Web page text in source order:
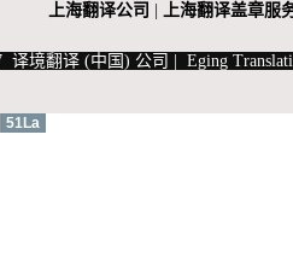
上海翻译公司 上海翻译盖章服
译境翻译 (中国) 公司 | Eging
51La